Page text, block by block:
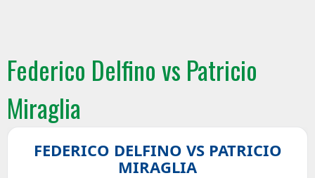
Federico Delfino vs Patricio
Miraglia
FEDERICO DELFINO VS PATRICIO
MIRAGLIA